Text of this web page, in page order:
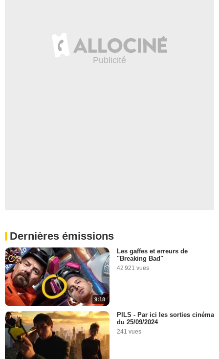
Dernières émissions
9:18
Les gaffes et erreurs de
"Breaking Bad"
42 921 vues
PILS - Par ici les sorties cinéma
du 25/09/2024
241 vues